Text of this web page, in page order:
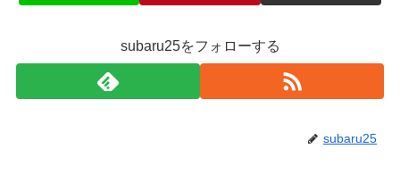
subaru25をフォローする
subaru25